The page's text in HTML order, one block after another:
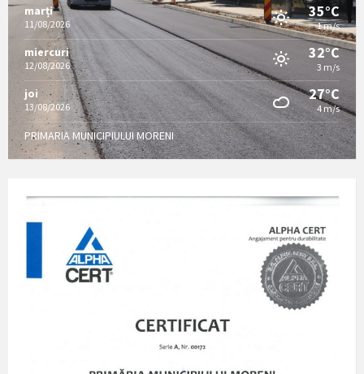
marți
11/08/2026
35°C
1 m/s
miercuri
12/08/2026
32°C
3 m/s
joi
13/08/2026
27°C
4 m/s
PRIMARIA MUNICIPIULUI MORENI